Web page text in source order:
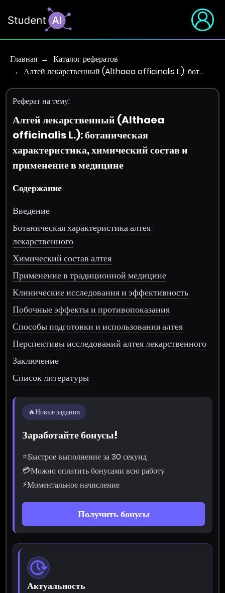
Главная
Каталог рефератов
Алтей лекарственный (Althaea officinalis L.): бот…
Реферат на тему:
Алтей лекарственный (Althaea
officinalis L.): ботаническая
характеристика, химический состав и
применение в медицине
Содержание
Введение
Ботаническая характеристика алтея
лекарственного
Химический состав алтея
Применение в традиционной медицине
Клинические исследования и эффективность
Побочные эффекты и противопоказания
Способы подготовки и использования алтея
Перспективы исследований алтея лекарственного
Заключение
Список литературы
🔥Новые задания
Заработайте бонусы!
⭐Быстрое выполнение за 30 секунд
💳Можно оплатить бонусами всю работу
⚡Моментальное начисление
Получить бонусы
Актуальность